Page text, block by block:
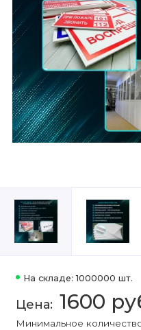
На складе: 1000000 шт.
1600
Минимальное